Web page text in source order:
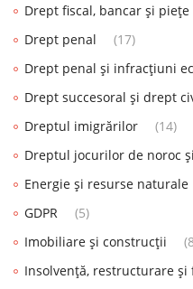
Drept fiscal, bancar și
Drept penal
(17)
Drept penal și infracțiuni
Drept succesoral și drept
Dreptul imigrărilor
(14)
Dreptul jocurilor de noroc
Energie și resurse naturale
GDPR
(5)
Imobiliare și construcții
Insolvență, restructurare și